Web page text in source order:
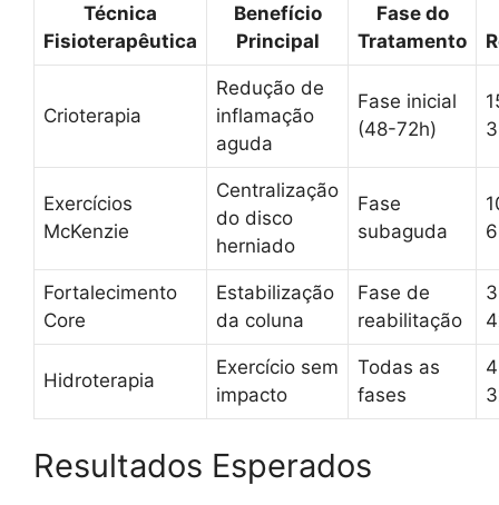
Técnica
Fisioterapêutica
Benefício
Principal
Fase do
Tratamento
Crioterapia
Redução de
inflamação
aguda
Fase inicial
(48-72h)
Exercícios
McKenzie
Centralização
do disco
herniado
Fase
subaguda
Fortalecimento
Core
Estabilização
da coluna
Fase de
reabilitação
Hidroterapia
Exercício sem
impacto
Todas as
fases
Resultados Esperados